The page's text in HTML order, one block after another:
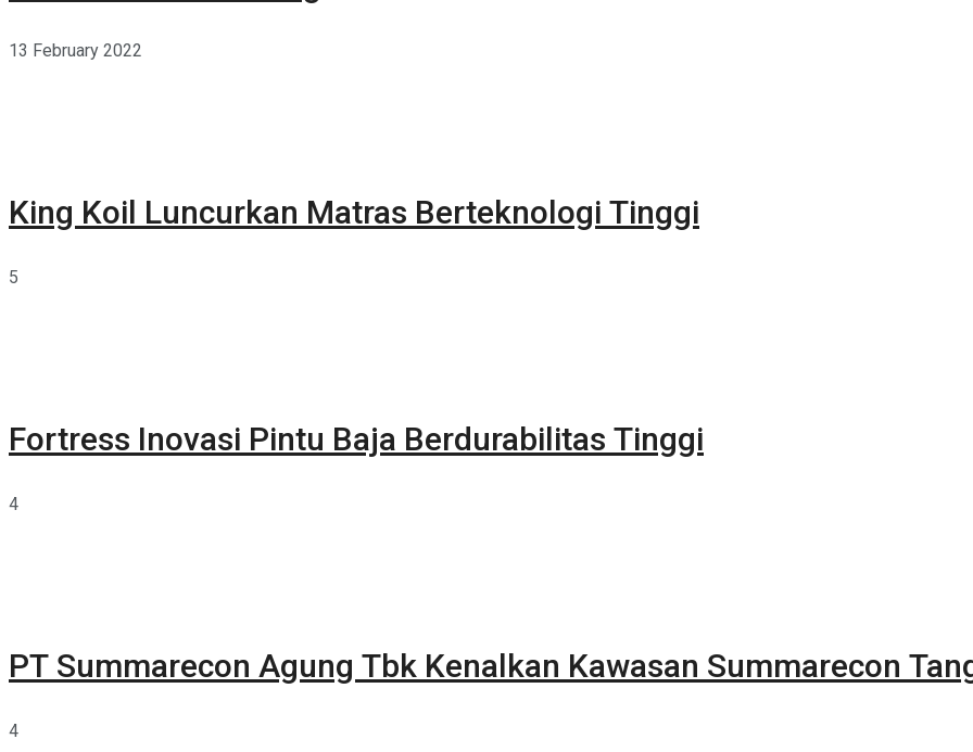
13 February 2022
King Koil Luncurkan Matras Berteknologi Tinggi
5
Fortress Inovasi Pintu Baja Berdurabilitas Tinggi
4
PT Summarecon Agung Tbk Kenalkan Kawasan Summarecon
4